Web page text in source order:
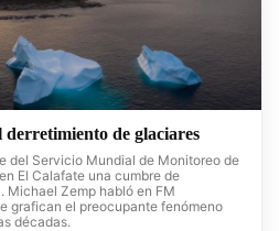
de glaciares
del Servicio Mundial de Monitoreo de
El Calafate una cumbre de
Michael Zemp habló en FM
grafican el preocupante fenómeno
décadas.